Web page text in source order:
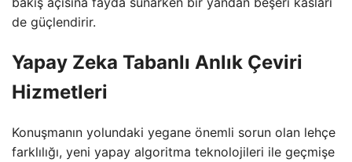
de güçlendirir.
Yapay Zeka Tabanlı Anlık Çeviri
Hizmetleri
Konuşmanın yolundaki yegane önemli sorun olan lehçe
farklılığı, yeni yapay algoritma teknolojileri ile geçmişe